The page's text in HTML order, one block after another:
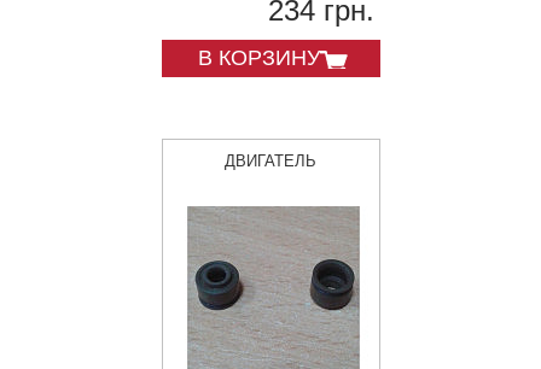
234 грн.
В КОРЗИНУ
ДВИГАТЕЛЬ